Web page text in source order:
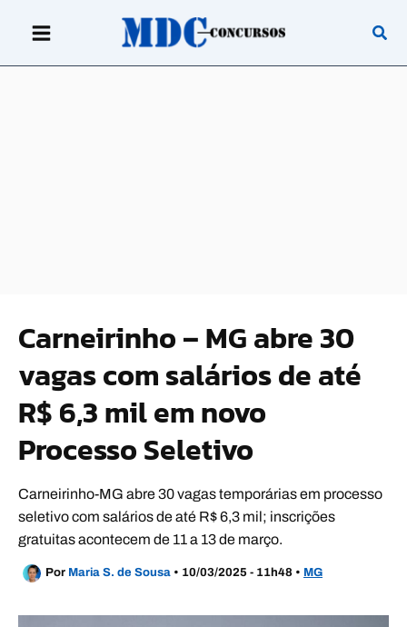
Carneirinho – MG abre 30
vagas com salários de até
R$ 6,3 mil em novo
Processo Seletivo
Carneirinho-MG abre 30 vagas temporárias em processo
seletivo com salários de até R$ 6,3 mil; inscrições
gratuitas acontecem de 11 a 13 de março.
Por Maria S. de Sousa • 10/03/2025 - 11h48 • MG